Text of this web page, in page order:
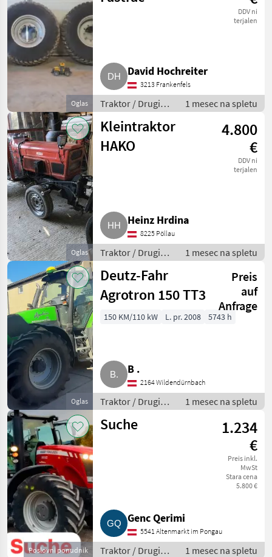
Oglas
DDV ni
terjalen
David Hochreiter
3213 Frankenfels
Traktor / Drugi
traktor
1 mesec na spletu
Oglas
Kleintraktor
HAKO
4.800
€
DDV ni
terjalen
Heinz Hrdina
8225 Pöllau
Traktor / Drugi
traktor
1 mesec na spletu
Oglas
Deutz-Fahr
Agrotron 150 TT3
Preis
auf
Anfrage
150 KM/110 kW L. pr. 2008 5743 h
B .
2164 Wildendürnbach
Traktor / Drugi
traktor
1 mesec na spletu
Poslovni ponudnik
Suche
1.234
€
Preis inkl.
MwSt
Stara cena
5.800 €
Genc Qerimi
5541 Altenmarkt im Pongau
Traktor / Drugi
1 mesec na spletu